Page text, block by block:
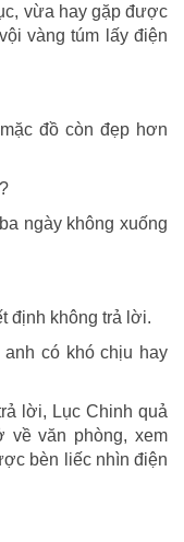
vừa hay gặp được
vàng túm lấy điện
đồ còn đẹp hơn
ngày không xuống
định không trả lời.
có khó chịu hay
lời, Lục Chinh quả
về văn phòng, xem
bèn liếc nhìn điện